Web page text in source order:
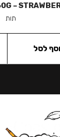
–
תות
לסל